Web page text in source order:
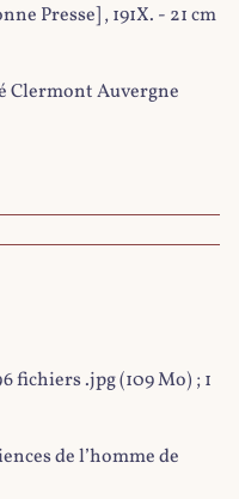
Presse] , 191X. - 21 cm
Clermont Auvergne
fichiers .jpg (109 Mo) ; 1
de l’homme de